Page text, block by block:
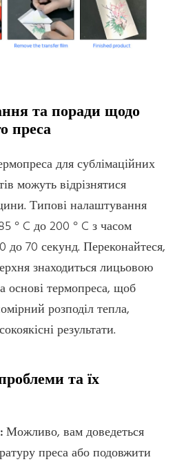
та поради щодо
преса
для сублімаційних
можуть відрізнятися
Типові налаштування
° C до 200 ° C з часом
до 70 секунд. Переконайтеся,
знаходиться лицьовою
основі термопреса, щоб
розподіл тепла,
результати.
та їх
Можливо, вам доведеться
преса або подовжити